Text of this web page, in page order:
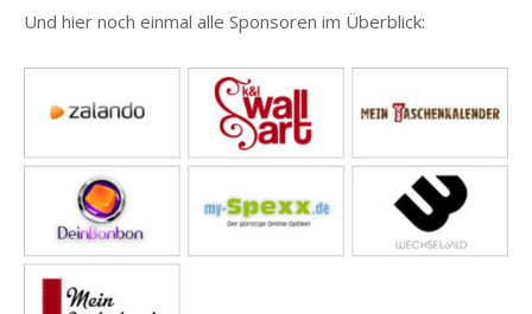
Und hier noch einmal alle Sponsoren im Überblick: